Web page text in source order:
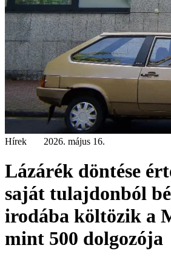
Hírek 2026. május 16.
Lázárék döntése
saját tulajdonból
irodába költözik a
mint 500 dolgozója